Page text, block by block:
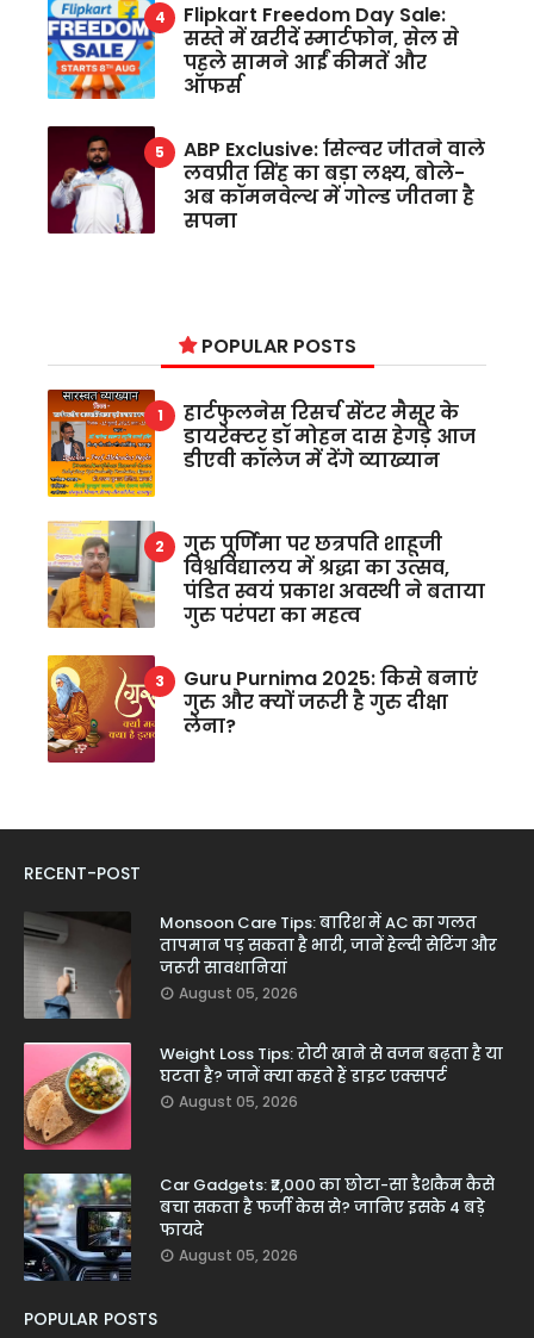
Flipkart Freedom Day Sale:
सस्ते में खरीदें स्मार्टफोन, सेल से
पहले सामने आईं कीमतें और
ऑफर्स
ABP Exclusive: सिल्वर जीतने वाले
लवप्रीत सिंह का बड़ा लक्ष्य, बोले-
अब कॉमनवेल्थ में गोल्ड जीतना है
सपना
POPULAR POSTS
हार्टफुलनेस रिसर्च सेंटर मैसूर के
डायरेक्टर डॉ मोहन दास हेगड़े आज
डीएवी कॉलेज में देंगे व्याख्यान
गुरु पूर्णिमा पर छत्रपति शाहूजी
विश्वविद्यालय में श्रद्धा का उत्सव,
पंडित स्वयं प्रकाश अवस्थी ने बताया
गुरु परंपरा का महत्व
Guru Purnima 2025: किसे बनाएं
गुरु और क्यों जरूरी है गुरु दीक्षा
लेना?
RECENT-POST
Monsoon Care Tips: बारिश में AC का गलत
तापमान पड़ सकता है भारी, जानें हेल्दी सेटिंग और
जरूरी सावधानियां
August 05, 2026
Weight Loss Tips: रोटी खाने से वजन बढ़ता है या
घटता है? जानें क्या कहते हैं डाइट एक्सपर्ट
August 05, 2026
Car Gadgets: ₹2,000 का छोटा-सा डैशकैम कैसे
बचा सकता है फर्जी केस से? जानिए इसके 4 बड़े
फायदे
August 05, 2026
POPULAR POSTS